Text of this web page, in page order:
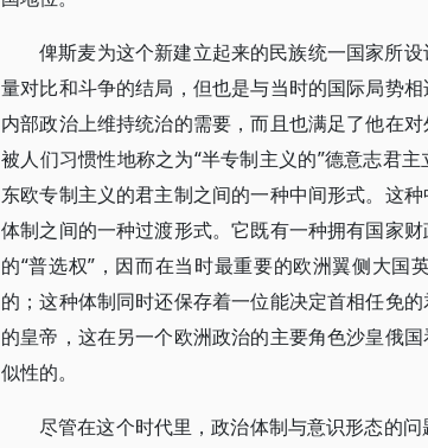
俾斯麦为这个新建立起来的民族统一国家所
量对比和斗争的结局，但也是与当时的国际局势
内部政治上维持统治的需要，而且也满足了他在
被人们习惯性地称之为“半专制主义的”德意志君
东欧专制主义的君主制之间的一种中间形式。这
体制之间的一种过渡形式。它既有一种拥有国家
的“普选权”，因而在当时最重要的欧洲翼侧大
的；这种体制同时还保存着一位能决定首相任免
的皇帝，这在另一个欧洲政治的主要角色沙皇俄
似性的。
尽管在这个时代里，政治体制与意识形态的